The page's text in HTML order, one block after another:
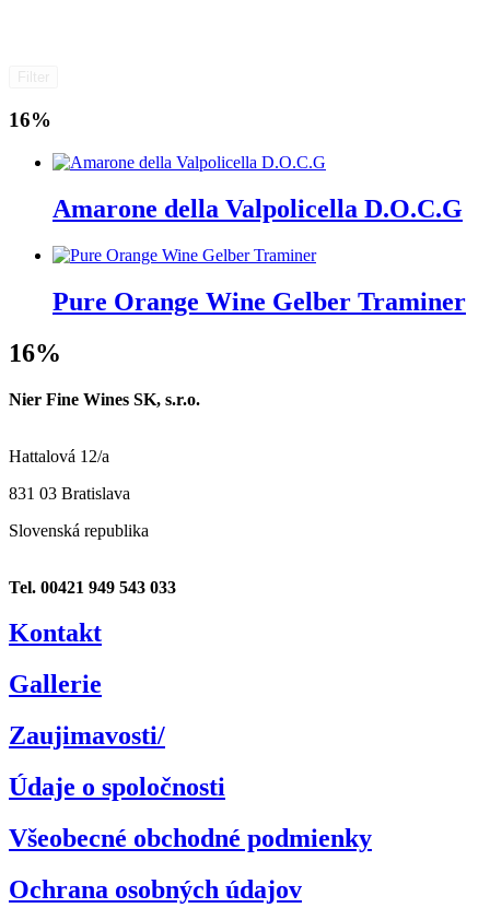
16%
Amarone della Valpolicella D.O.C.G
Pure Orange Wine Gelber Traminer
16%
Nier Fine Wines SK, s.r.o.
Hattalová 12/a
831 03 Bratislava
Slovenská republika
Tel. 00421 949 543 033
Kontakt
Gallerie
Zaujimavosti/
Údaje o spoločnosti
Všeobecné obchodné podmienky
Ochrana osobných údajov